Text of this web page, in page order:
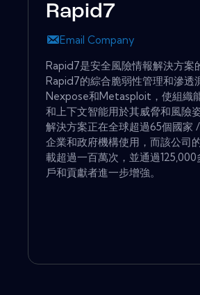
Rapid7
Email Company
Rapid7是安全風險情報解決方案
Rapid7的綜合脆弱性管理和滲透
Nexpose和Metasploit，使組織
和上下文智能用於其威脅和風險
解決方案正在全球超過65個國家
企業和政府機構使用，而該公司
載超過一百萬次，並通過
戶和貢獻者進一步增強。